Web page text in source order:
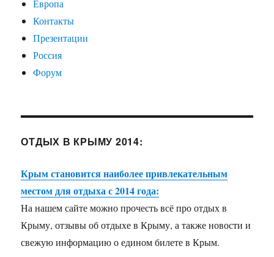
Европа
Контакты
Презентации
Россия
Форум
ОТДЫХ В КРЫМУ 2014:
Крым становится наиболее привлекательным
местом для отдыха с 2014 года:
На нашем сайте можно прочесть всё про отдых в
Крыму, отзывы об отдыхе в Крыму, а также новости и
свежую информацию о едином билете в Крым.